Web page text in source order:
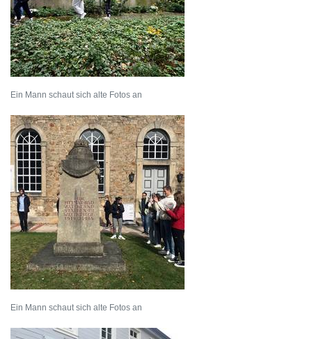
Ein Mann schaut sich alte Fotos an
Ein Mann schaut sich alte Fotos an